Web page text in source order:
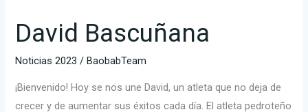
David Bascuñana
Noticias 2023 /BaobabTeam
¡Bienvenido! Hoy se nos une David, un atleta que no deja de
crecer y de aumentar sus éxitos cada día. El atleta pedroteño